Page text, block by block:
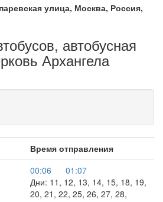
улица, Москва, Россия,
автобусная
Архангела
Время отправления
00:06
01:07
Дни: 11, 12, 13, 14, 15, 18, 19,
20, 21, 22, 25, 26, 27, 28,